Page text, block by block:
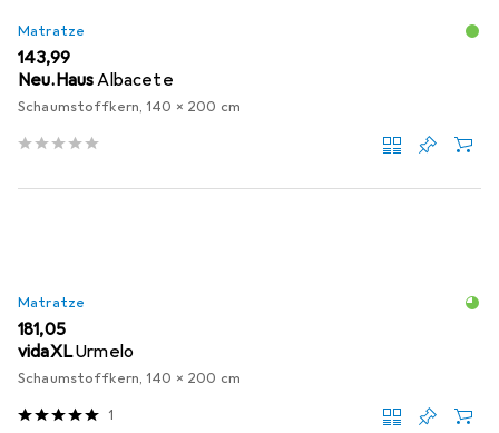
Matratze
EUR
143,99
Neu.HausAlbacete
Schaumstoffkern, 140 x 200 cm
Matratze
EUR
181,05
vidaXLUrmelo
Schaumstoffkern, 140 x 200 cm
1